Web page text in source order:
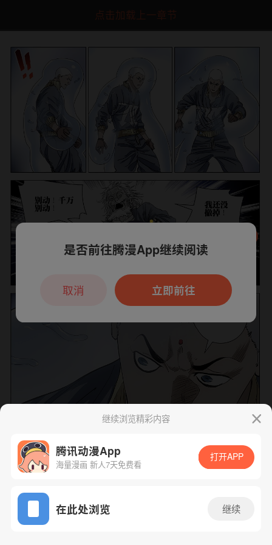
点击加载上一章节
App免费看
下一话
继续浏览精彩内容
腾讯动漫App
海量漫画 新人7天免费看
打开APP
在此处浏览 继续
本章节仅支持App阅读，可打开App新用
户7天免费看
是否前往腾漫App继续阅读
立即前往
取消